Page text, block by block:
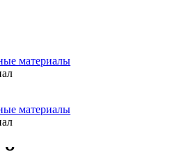
материалы
материалы